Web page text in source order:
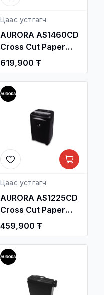
Цаас устгагч
AURORA AS1460CD
Cross Cut Paper
Shredder
619,900 ₮
Цаас устгагч
AURORA AS1225CD
Cross Cut Paper
Shredder
459,900 ₮